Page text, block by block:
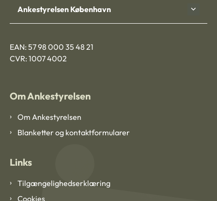
Ankestyrelsen København
EAN: 57 98 000 35 48 21
CVR: 1007 4002
Om Ankestyrelsen
Om Ankestyrelsen
Blanketter og kontaktformularer
Links
Tilgængelighedserklæring
Cookies